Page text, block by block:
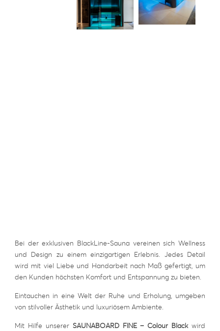
Bei der exklusiven BlackLine-Sauna vereinen sich Wellness
und Design zu einem einzigartigen Erlebnis. Jedes Detail
wird mit viel Liebe und Handarbeit nach Maß gefertigt, um
den Kunden höchsten Komfort und Entspannung zu bieten.
Eintauchen in eine Welt der Ruhe und Erholung, umgeben
von stilvoller Ästhetik und luxuriösem Ambiente.
Mit Hilfe unserer SAUNABOARD FINE – Colour Blackwird